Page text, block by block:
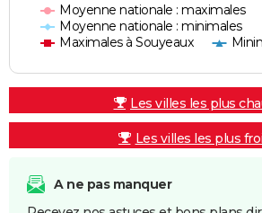
Moyenne nationale : maximales
Moyenne nationale : minimales
Maximales à Souyeaux
Les villes les plus
Les villes les plus
A ne pas manquer